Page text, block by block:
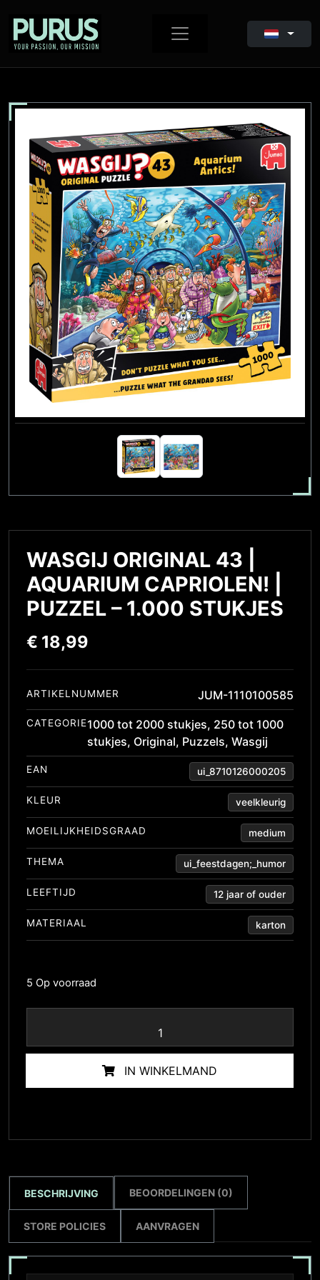
WASGIJ ORIGINAL 43 |
AQUARIUM CAPRIOLEN! |
PUZZEL – 1.000 STUKJES
€ 18,99
ARTIKELNUMMER JUM-1110100585
CATEGORIE1000 tot 2000 stukjes, 250 tot 1000
stukjes, Original, Puzzels, Wasgij
EAN ui_8710126000205
KLEUR veelkleurig
MOEILIJKHEIDSGRAAD medium
THEMA ui_feestdagen;_humor
LEEFTIJD 12 jaar of ouder
MATERIAAL karton
5 Op voorraad
IN WINKELMAND
BESCHRIJVING BEOORDELINGEN (0)
STORE POLICIES AANVRAGEN